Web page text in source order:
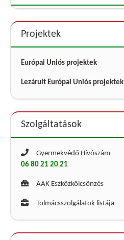
Projektek
Európai Uniós projektek
Lezárult Európai Uniós projektek
Szolgáltatások
Gyermekvédő Hívószám
06 80 21 20 21
AAK Eszközkölcsönzés
Tolmácsszolgálatok listája